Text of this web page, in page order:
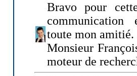
Bravo pour
communication
toute mon amitié.
Monsieur
moteur de